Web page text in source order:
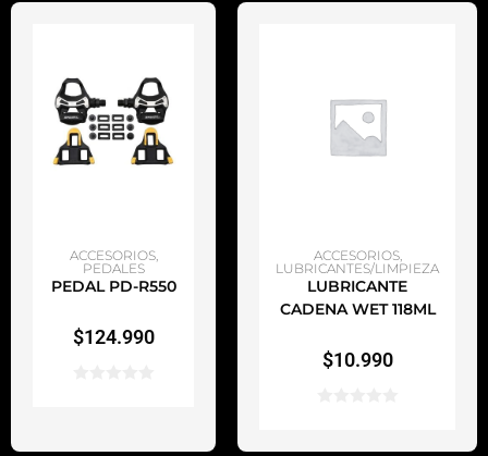
AÑADIR AL CARRITO
ACCESORIOS,
PEDALES
PEDAL PD-R550
$124.990
AÑADIR AL CARRITO
ACCESORIOS,
LUBRICANTES/LIMPIEZA
LUBRICANTE
CADENA WET 118ML
$10.990